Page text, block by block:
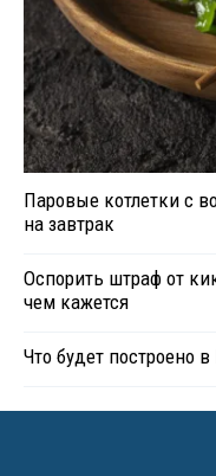
Паровые котлетки с
на завтрак
Оспорить штраф от
чем кажется
Что будет построено